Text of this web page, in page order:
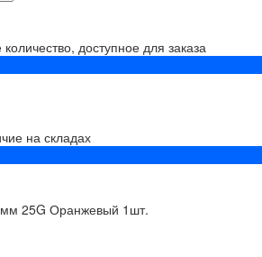
доступное для заказа
на складах
25G Оранжевый 1шт.